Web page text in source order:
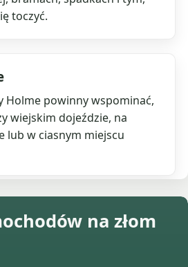
toczyć.
Holme powinny wspominać,
wiejskim dojeździe, na
lub w ciasnym miejscu
na złom